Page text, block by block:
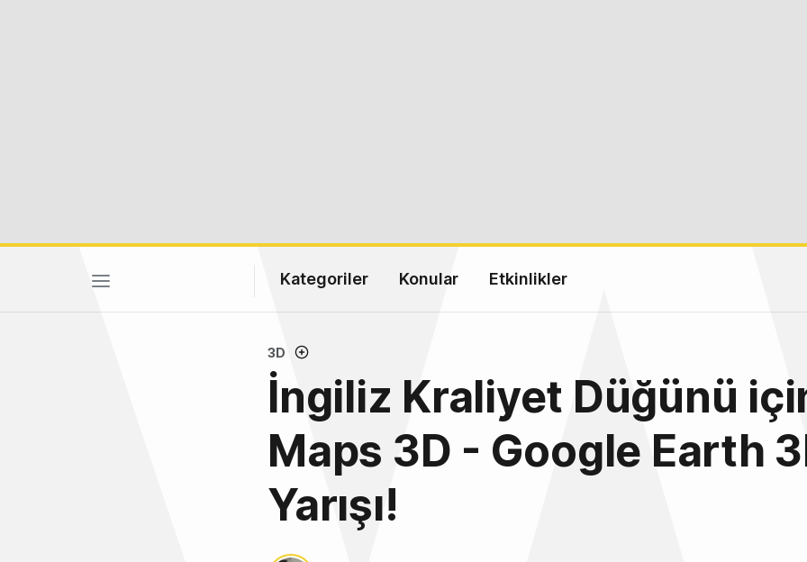
Kategoriler Konular Etkinlikler
3D
İngiliz Kraliyet Düğünü
Maps 3D - Google Earth
Yarışı!